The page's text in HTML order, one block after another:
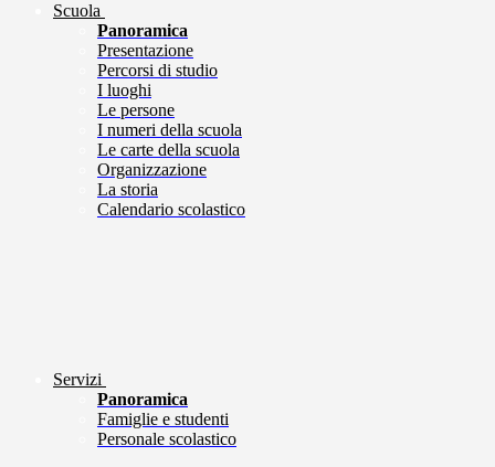
Scuola
Panoramica
Presentazione
Percorsi di studio
I luoghi
Le persone
I numeri della scuola
Le carte della scuola
Organizzazione
La storia
Calendario scolastico
Servizi
Panoramica
Famiglie e studenti
Personale scolastico